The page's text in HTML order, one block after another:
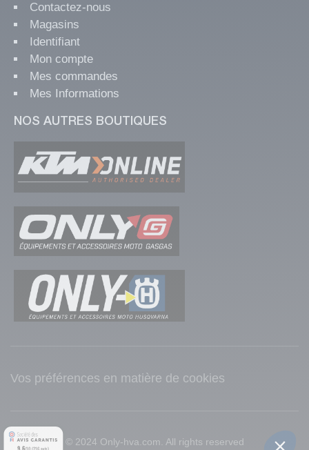
Contactez-nous
Magasins
Identifiant
Mon compte
Mes commandes
Mes Informations
NOS AUTRES BOUTIQUES
Vos préférences en matière de cookies
© 2024 Only-hva.com. All rights reserved
9.6/10 (216 avis)